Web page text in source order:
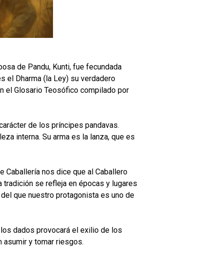
de Pandu, Kunti, fue fecundada
el Dharma (la Ley) su verdadero
el Glosario Teosófico compilado por
de los príncipes pandavas.
interna. Su arma es la lanza, que es
Caballería nos dice que al Caballero
se refleja en épocas y lugares
que nuestro protagonista es uno de
dados provocará el exilio de los
asumir y tomar riesgos.